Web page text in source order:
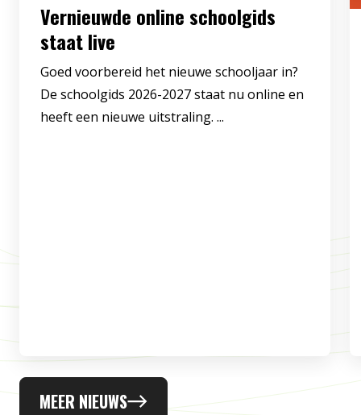
Vernieuwde online schoolgids
staat live
Goed voorbereid het nieuwe schooljaar in?
De schoolgids 2026-2027 staat nu online en
heeft een nieuwe uitstraling. ...
MEER NIEUWS